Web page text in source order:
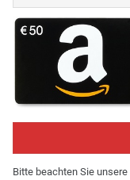
Bitte beachten Sie unsere